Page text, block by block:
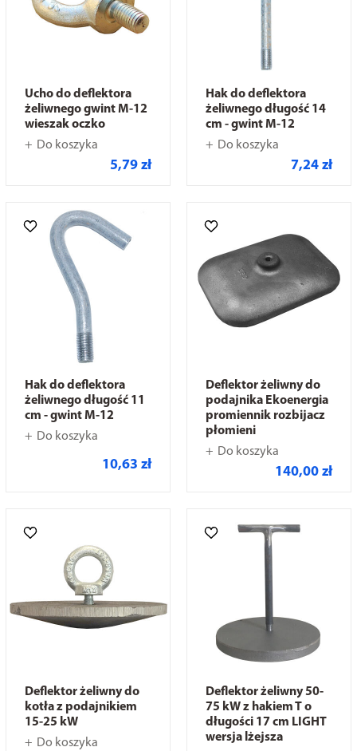
Ucho do deflektora
żeliwnego gwint M-12
wieszak oczko
Do koszyka
5,79 zł
Hak do deflektora
żeliwnego długość 14
cm - gwint M-12
Do koszyka
7,24 zł
Hak do deflektora
żeliwnego długość 11
cm - gwint M-12
Do koszyka
10,63 zł
Deflektor żeliwny do
podajnika Ekoenergia
promiennik rozbijacz
płomieni
Do koszyka
140,00 zł
Deflektor żeliwny do
kotła z podajnikiem
15-25 kW
Do koszyka
Deflektor żeliwny 50-
75 kW z hakiem T o
długości 17 cm LIGHT
wersja lżejsza